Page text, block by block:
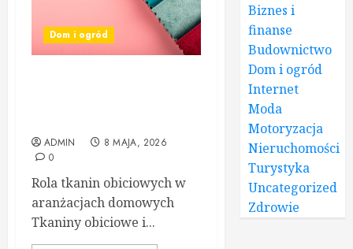
Dom i ogród
ADMIN
8 MAJA, 2026
0
Rola tkanin obiciowych w
aranżacjach domowych
Tkaniny obiciowe i...
Biznes i
finanse
Budownictwo
Dom i ogród
Internet
Moda
Motoryzacja
Nieruchomości
Turystyka
Uncategorized
Zdrowie